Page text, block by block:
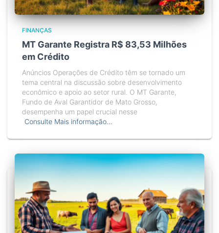
FINANÇAS
MT Garante Registra R$ 83,53 Milhões
em Crédito
Anúncios Operações de Crédito têm se tornado um
tema central na discussão sobre desenvolvimento
econômico e apoio ao setor rural. O MT Garante,
Fundo de Aval Garantidor de Mato Grosso,
desempenha um papel crucial nesse
Consulte Mais informação…